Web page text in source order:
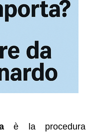
è la procedura